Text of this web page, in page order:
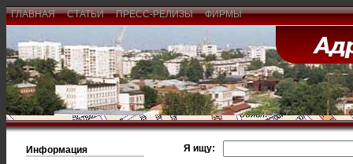
ГЛАВНАЯ СТАТЬИ ПРЕСС-РЕЛИЗЫ ФИРМЫ
Информация
Я ищу: